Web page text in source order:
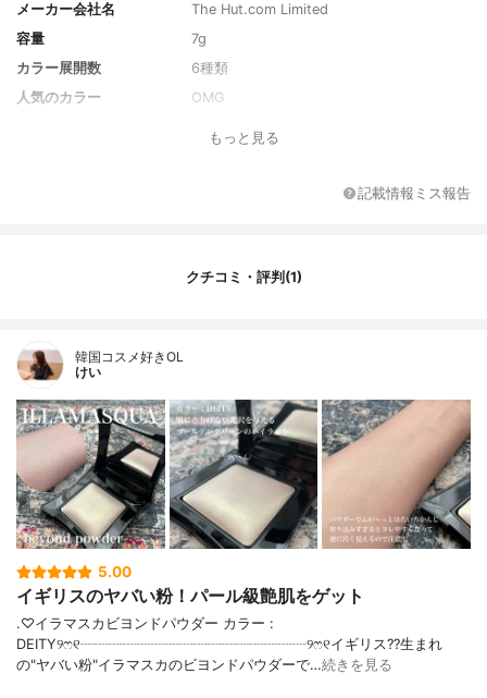
メーカー会社名
The Hut.com Limited
容量
7g
カラー展開数
6種類
人気のカラー
OMG
もっと見る
記載情報ミス報告
クチコミ・評判(1)
韓国コスメ好きOL
けい
5.00
イギリスのヤバい粉！パール級艶肌をゲット
.♡イラマスカビヨンドパウダー カラー :
DEITY୨ෆ୧┈┈┈┈┈┈┈┈┈┈┈┈┈┈┈┈୨ෆ୧イギリス??生まれ
の"ヤバい粉"イラマスカのビヨンドパウダーで…続きを見る